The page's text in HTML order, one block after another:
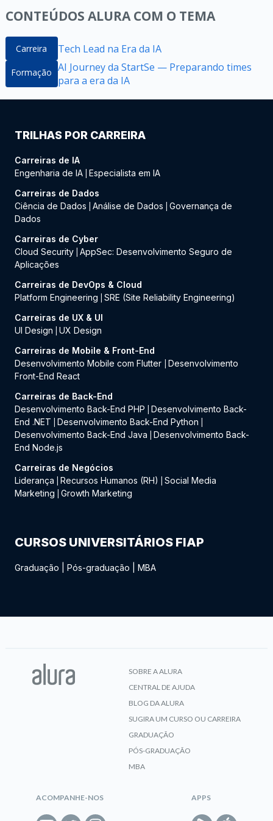
CONTEÚDOS ALURA COM O TEMA
Carreira Tech Lead na Era da IA
Formação AI Journey da StartSe — Preparando times
para a era da IA
TRILHAS POR CARREIRA
Carreiras de IA
Engenharia de IA Especialista em IA
Carreiras de Dados
Ciência de Dados
Análise de Dados
Governança de
Dados
Carreiras de Cyber
Cloud Security AppSec: Desenvolvimento Seguro de
Aplicações
Carreiras de DevOps & Cloud
Platform Engineering
SRE (Site Reliability Engineering)
Carreiras de UX & UI
UI Design
UX Design
Carreiras de Mobile & Front-End
Desenvolvimento Mobile com Flutter
Desenvolvimento
Front-End React
Carreiras de Back-End
Desenvolvimento Back-End PHP
Desenvolvimento Back-
End .NET
Desenvolvimento Back-End Python
Desenvolvimento Back-End Java
Desenvolvimento Back-
End Node.js
Carreiras de Negócios
Liderança
Recursos Humanos (RH)
Social Media
Marketing
Growth Marketing
CURSOS UNIVERSITÁRIOS FIAP
Graduação Pós-graduação MBA
SOBRE A ALURA
CENTRAL DE AJUDA
BLOG DA ALURA
SUGIRA UM CURSO OU CARREIRA
GRADUAÇÃO
PÓS-GRADUAÇÃO
MBA
ACOMPANHE-NOS APPS